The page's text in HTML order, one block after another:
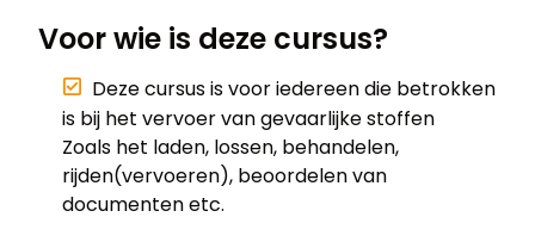
Voor wie is deze cursus?
Deze cursus is voor iedereen die betrokken
is bij het vervoer van gevaarlijke stoffen
Zoals het laden, lossen, behandelen,
rijden(vervoeren), beoordelen van
documenten etc.